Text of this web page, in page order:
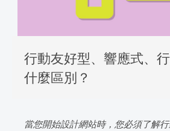
行動友好型、響應式、
什麼區別？
當您開始設計網站時，您必須了解